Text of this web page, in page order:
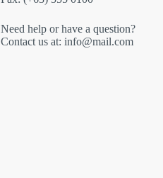
Need help or have a question?
Contact us at: info@mail.com